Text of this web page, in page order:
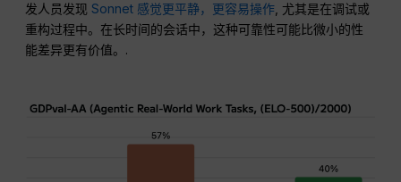
发人员发现Sonnet 感觉更平静，更容易操作 , 尤其是在调试或
重构过程中。在长时间的会话中，这种可靠性可能比微小的性
能差异更有价值。.